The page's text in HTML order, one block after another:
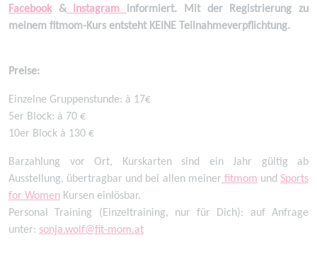
Facebook&Instagram informiert. Mit der Registrierung zu
meinem fitmom-Kurs entsteht KEINE Teilnahmeverpflichtung.
Preise:
Einzelne Gruppenstunde: à 17€
5er Block: à 70 €
10er Block à 130 €
Barzahlung vor Ort, Kurskarten sind ein Jahr gültig ab
Ausstellung, übertragbar und bei allen meiner fitmom und Sports
for Women Kursen einlösbar.
Personal Training (Einzeltraining, nur für Dich): auf Anfrage
unter: sonja.wolf@fit-mom.at